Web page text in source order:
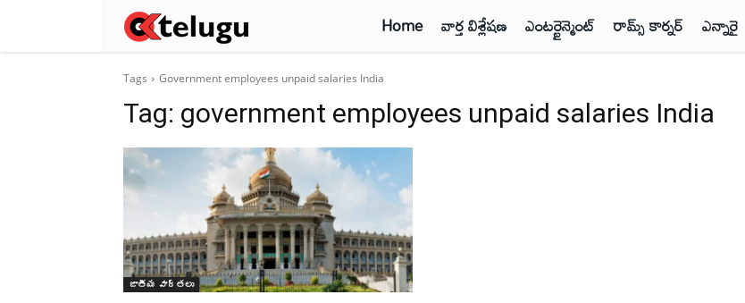
Home వార్త విశ్లేషణ ఎంటర్టైన్మెంట్ రామ్స్ కార్నర్ ఎన్నారై
Tags Government employees unpaid salaries India
Tag: government employees unpaid salaries India
జాతీయ వార్తలు